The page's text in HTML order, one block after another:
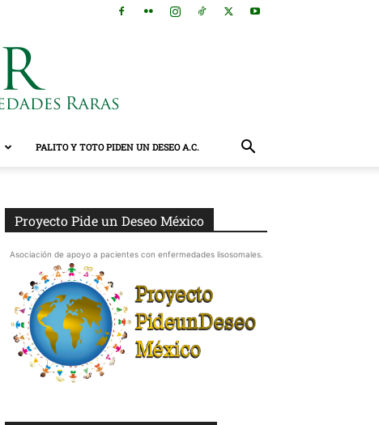
PALITO Y TOTO PIDEN UN DESEO A.C.
Proyecto Pide un Deseo México
Asociación de apoyo a pacientes con enfermedades lisosomales.